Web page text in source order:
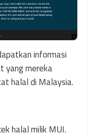
informasi
yang mereka
halal di Malaysia.
halal milik MUI.